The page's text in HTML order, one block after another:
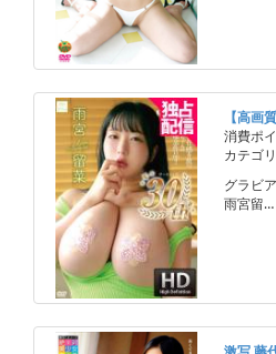
【高
消費ポ
カテゴ
グラビ
雨宮留…